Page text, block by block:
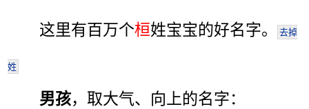
这里有百万个桓姓宝宝的好名字。 去掉
姓
男孩，取大气、向上的名字：